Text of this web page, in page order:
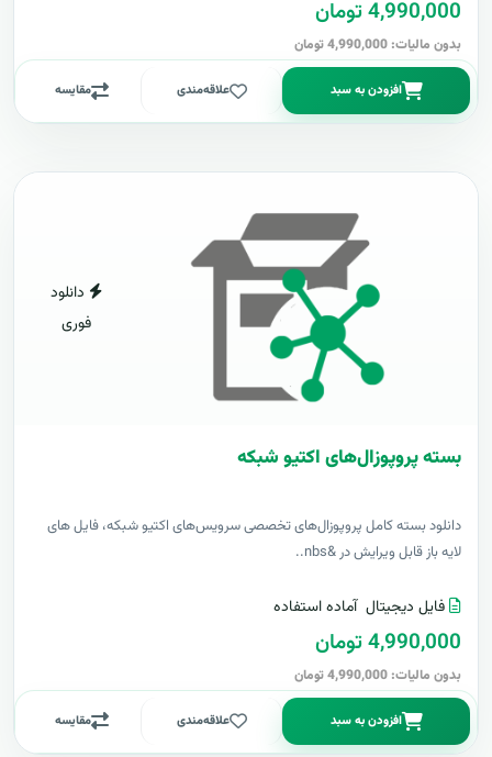
4,990,000 تومان
بدون مالیات: 4,990,000 تومان
افزودن به سبد علاقه‌مندی مقایسه
دانلود
فوری
بسته پروپوزال‌های اکتیو شبکه
دانلود بسته کامل پروپوزال‌های تخصصی سرویس‌های اکتیو شبکه، فایل های
لایه باز قابل ویرایش در &nbs..
فایل دیجیتال آماده استفاده
4,990,000 تومان
بدون مالیات: 4,990,000 تومان
افزودن به سبد علاقه‌مندی مقایسه